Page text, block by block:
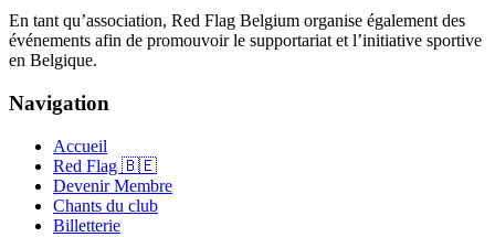
En tant qu’association, Red Flag Belgium organise également des
événements afin de promouvoir le supportariat et l’initiative sportive
en Belgique.
Navigation
Accueil
Red Flag 🇧🇪
Devenir Membre
Chants du club
Billetterie